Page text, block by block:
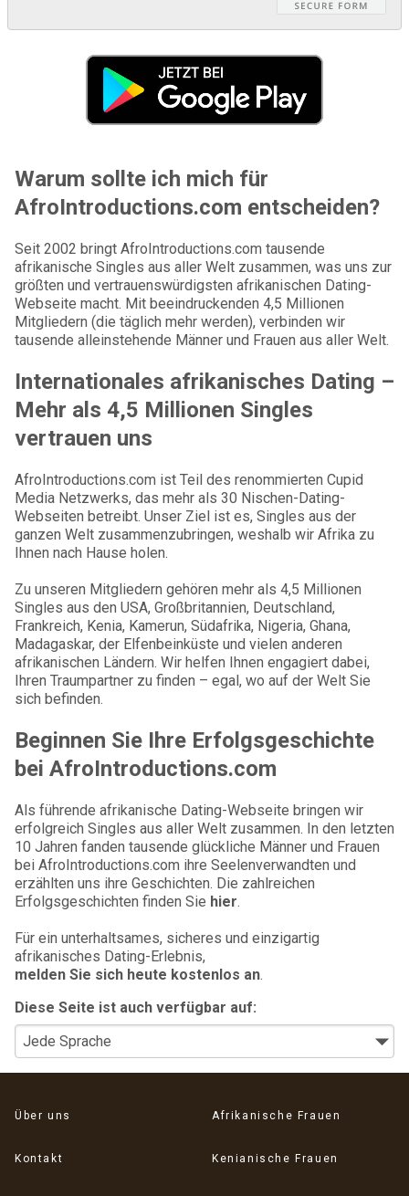
Warum sollte ich mich für
AfroIntroductions.com entscheiden?
Seit 2002 bringt AfroIntroductions.com tausende
afrikanische Singles aus aller Welt zusammen, was uns zur
größten und vertrauenswürdigsten afrikanischen Dating-
Webseite macht. Mit beeindruckenden 4,5 Millionen
Mitgliedern (die täglich mehr werden), verbinden wir
tausende alleinstehende Männer und Frauen aus aller Welt.
Internationales afrikanisches Dating –
Mehr als 4,5 Millionen Singles
vertrauen uns
AfroIntroductions.com ist Teil des renommierten Cupid
Media Netzwerks, das mehr als 30 Nischen-Dating-
Webseiten betreibt. Unser Ziel ist es, Singles aus der
ganzen Welt zusammenzubringen, weshalb wir Afrika zu
Ihnen nach Hause holen.
Zu unseren Mitgliedern gehören mehr als 4,5 Millionen
Singles aus den USA, Großbritannien, Deutschland,
Frankreich, Kenia, Kamerun, Südafrika, Nigeria, Ghana,
Madagaskar, der Elfenbeinküste und vielen anderen
afrikanischen Ländern. Wir helfen Ihnen engagiert dabei,
Ihren Traumpartner zu finden – egal, wo auf der Welt Sie
sich befinden.
Beginnen Sie Ihre Erfolgsgeschichte
bei AfroIntroductions.com
Als führende afrikanische Dating-Webseite bringen wir
erfolgreich Singles aus aller Welt zusammen. In den letzten
10 Jahren fanden tausende glückliche Männer und Frauen
bei AfroIntroductions.com ihre Seelenverwandten und
erzählten uns ihre Geschichten. Die zahlreichen
Erfolgsgeschichten finden Sie hier.
Für ein unterhaltsames, sicheres und einzigartig
afrikanisches Dating-Erlebnis,
melden Sie sich heute kostenlos an.
Diese Seite ist auch verfügbar auf:
Über uns
Kontakt
Afrikanische Frauen
Kenianische Frauen